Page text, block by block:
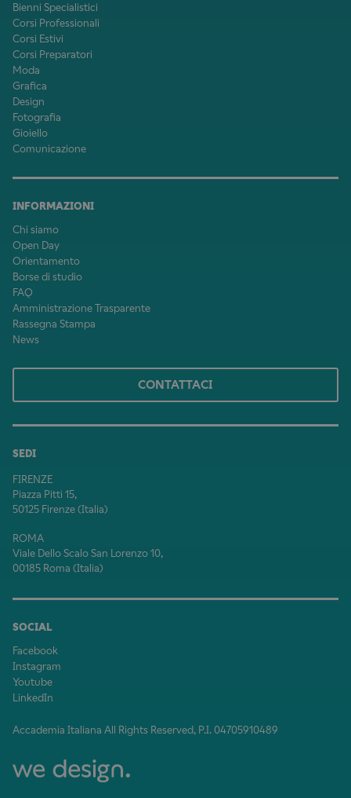
Bienni Specialistici
Corsi Professionali
Corsi Estivi
Corsi Preparatori
Moda
Grafica
Design
Fotografia
Gioiello
Comunicazione
INFORMAZIONI
Chi siamo
Open Day
Orientamento
Borse di studio
FAQ
Amministrazione Trasparente
Rassegna Stampa
News
SEDI
FIRENZE
Piazza Pitti 15,
50125 Firenze (Italia)
ROMA
Viale Dello Scalo San Lorenzo 10,
00185 Roma (Italia)
SOCIAL
Facebook
Instagram
Youtube
LinkedIn
Accademia Italiana All Rights Reserved, P.I. 04705910489
CONTATTACI